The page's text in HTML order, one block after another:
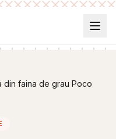
din faina de grau Poco